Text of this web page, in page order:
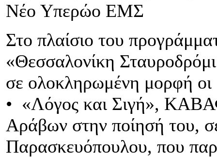
Νέο Υπερώο ΕΜΣ
Στο πλαίσιο του
«Θεσσαλονίκη
σε ολοκληρωμένη μορφή οι
• «Λόγος και Σιγή»,
Αράβων στην ποίησή του,
Παρασκευόπουλου, που